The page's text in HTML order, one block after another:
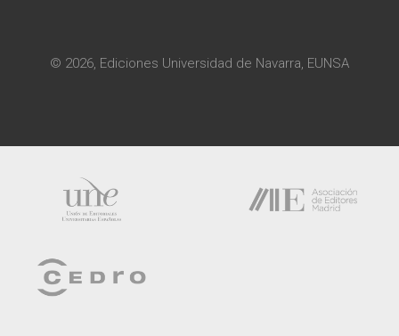
© 2026, Ediciones Universidad de Navarra, EUNSA